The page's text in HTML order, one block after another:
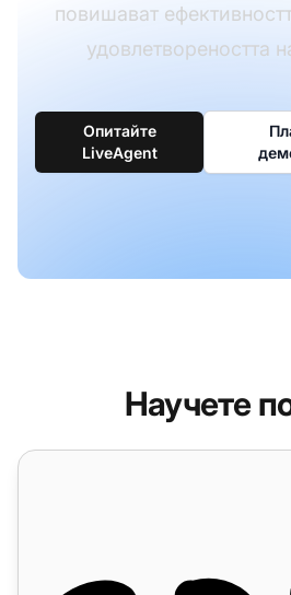
повишават
удовлетвореността
Опитайте
LiveAgent
Научете
Преглед на билети/Клиентски